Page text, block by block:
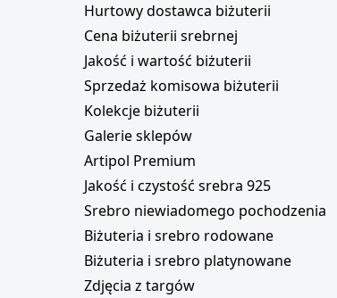
Hurtowy dostawca biżuterii
Cena biżuterii srebrnej
Jakość i wartość biżuterii
Sprzedaż komisowa biżuterii
Kolekcje biżuterii
Galerie sklepów
Artipol Premium
Jakość i czystość srebra 925
Srebro niewiadomego pochodzenia
Biżuteria i srebro rodowane
Biżuteria i srebro platynowane
Zdjęcia z targów